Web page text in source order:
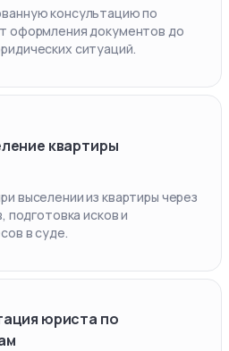
консультацию по
оформления документов до
ситуаций.
квартиры
выселении из квартиры через
подготовка исков и
в суде.
юриста по